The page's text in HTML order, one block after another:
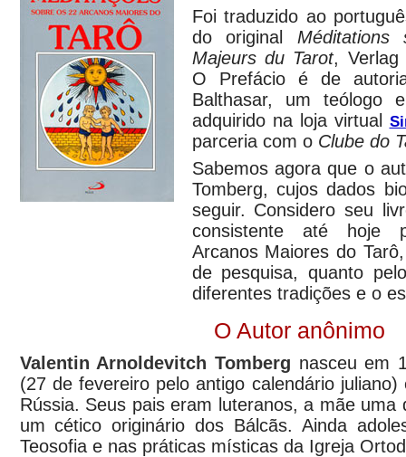
Foi traduzido ao
do original
Majeurs du Tarot, Verlag
O Prefácio é de
Balthasar, um teólogo
adquirido na loja virtual
parceria com o Clube do
Sabemos agora que o
Tomberg, cujos dados
seguir. Considero seu
consistente até hoje
Arcanos Maiores do
de pesquisa, quanto
diferentes tradições e o
O Autor anônimo
Valentin Arnoldevitch Tomberg nasceu em
(27 de fevereiro pelo antigo calendário
Rússia. Seus pais eram luteranos, a mãe uma
um cético originário dos Bálcãs. Ainda
Teosofia e nas práticas místicas da Igreja